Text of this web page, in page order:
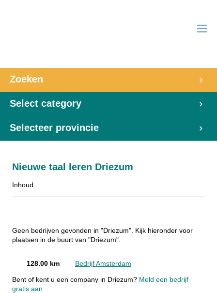
Zoeken
Select category
Selecteer provincie
Nieuwe taal leren Driezum
Inhoud
Geen bedrijven gevonden in "Driezum". Kijk hieronder voor
plaatsen in de buurt van "Driezum".
128.00 km Bedrijf Amsterdam
Bent of kent u een company in Driezum? Meld een bedrijf
gratis aan